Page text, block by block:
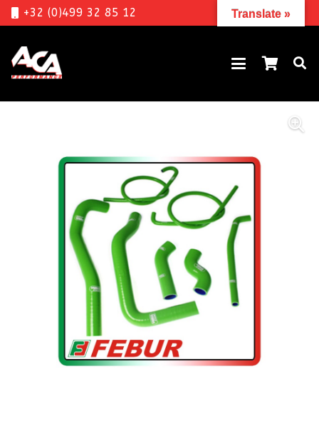
+32 (0)499 32 85 12 Translate »